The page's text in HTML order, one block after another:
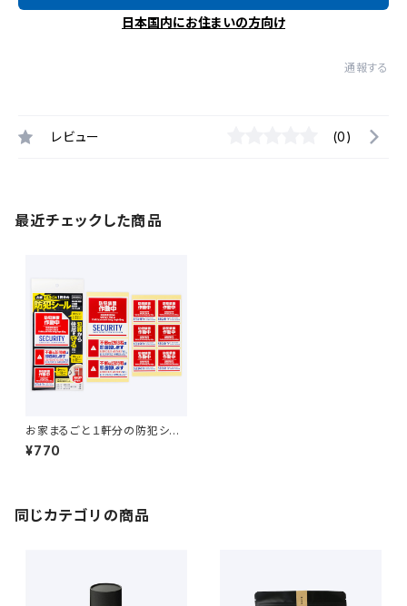
日本国内にお住まいの方向け
通報する
レビュー (0)
最近チェックした商品
お家まるごと１軒分の防犯シー
ル
¥770
同じカテゴリの商品